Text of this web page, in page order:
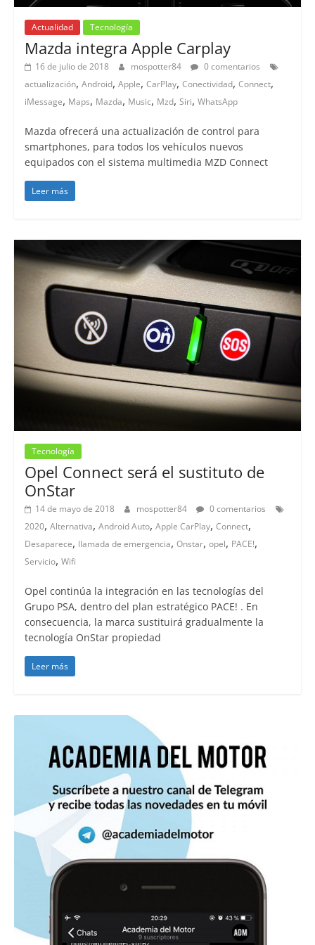
Actualidad Tecnología
Mazda integra Apple Carplay
16 de julio de 2018 mospotter84
0 comentarios
actualización, Android, Apple, CarPlay, Conectividad, Connect,
iMessage, Maps, Mazda, Music, Mzd, Siri, WhatsApp
Mazda ofrecerá una actualización de control para
smartphones, para todos los vehículos nuevos
equipados con el sistema multimedia MZD Connect
Leer más
Tecnología
Opel Connect será el sustituto de
OnStar
14 de mayo de 2018 mospotter84
0 comentarios
2020, Alternativa, Android Auto, Apple CarPlay, Connect,
Desaparece, llamada de emergencia, Onstar, opel, PACE!,
Servicio, Wifi
Opel continúa la integración en las tecnologías del
Grupo PSA, dentro del plan estratégico PACE! . En
consecuencia, la marca sustituirá gradualmente la
tecnología OnStar propiedad
Leer más